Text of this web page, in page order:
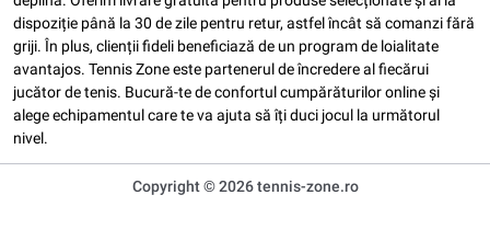
dispoziție până la 30 de zile pentru retur, astfel încât să comanzi fără
griji. În plus, clienții fideli beneficiază de un program de loialitate
avantajos. Tennis Zone este partenerul de încredere al fiecărui
jucător de tenis. Bucură-te de confortul cumpărăturilor online și
alege echipamentul care te va ajuta să îți duci jocul la următorul
nivel.
Copyright © 2026 tennis-zone.ro